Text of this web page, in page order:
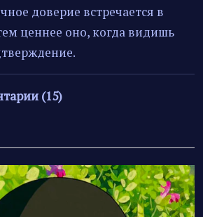
доверие встречается в
ценнее оно, когда видишь
(15)